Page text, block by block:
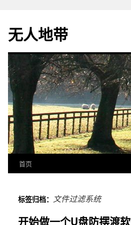
无人地带
首页
标签归档： 文件过滤系统
开始做一个U盘防摆渡